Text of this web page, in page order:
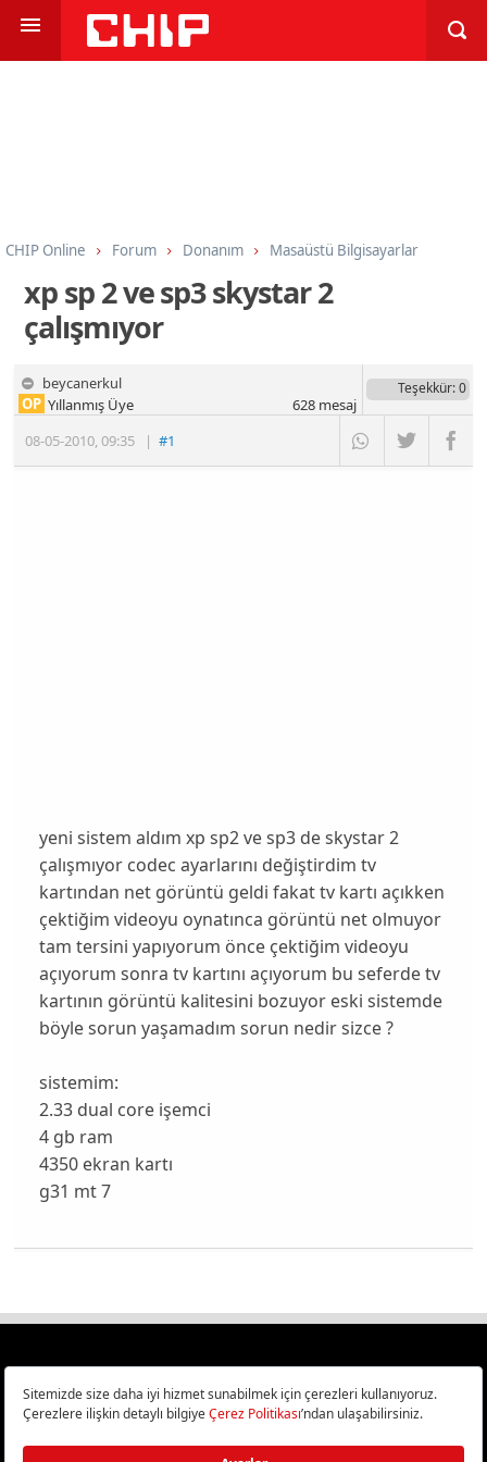
CHIP Online Forum Donanım Masaüstü Bilgisayarlar
xp sp 2 ve sp3 skystar 2
çalışmıyor
beycanerkul
08-05-2010,09:35 |#1
OP Yıllanmış Üye
Teşekkür: 0
628mesaj
yeni sistem aldım xp sp2 ve sp3 de skystar 2
çalışmıyor codec ayarlarını değiştirdim tv
kartından net görüntü geldi fakat tv kartı açıkken
çektiğim videoyu oynatınca görüntü net olmuyor
tam tersini yapıyorum önce çektiğim videoyu
açıyorum sonra tv kartını açıyorum bu seferde tv
kartının görüntü kalitesini bozuyor eski sistemde
böyle sorun yaşamadım sorun nedir sizce ?
sistemim:
2.33 dual core işemci
4 gb ram
4350 ekran kartı
g31 mt 7
Türkiye
Bilişim ve Teknoloji Haberleri CHIP Online’da!